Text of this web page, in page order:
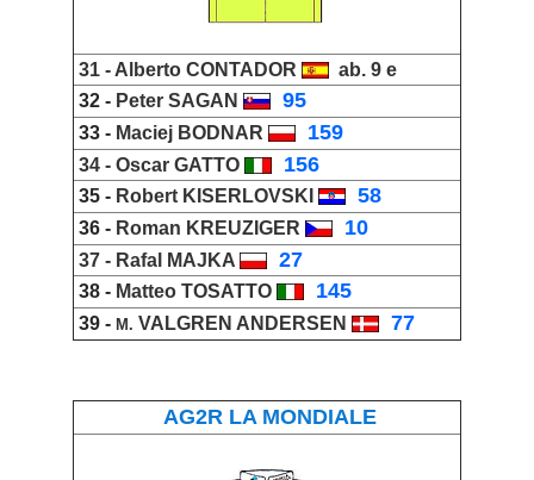
31 - Alberto CONTADOR
ab. 9 e
32 - Peter SAGAN 95
33 - Maciej BODNAR 159
34 - Oscar GATTO 156
35 - Robert KISERLOVSKI 58
36 - Roman KREUZIGER 10
37 - Rafal MAJKA 27
38 - Matteo TOSATTO 145
39 - M. VALGREN ANDERSEN 77
AG2R LA MONDIALE